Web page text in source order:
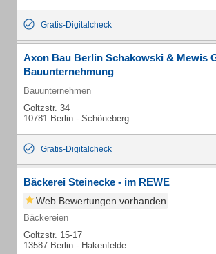
Gratis-Digitalcheck
Axon Bau Berlin Schakowski & Mewis
Bauunternehmung
Bauunternehmen
Goltzstr. 34
10781 Berlin - Schöneberg
Gratis-Digitalcheck
Bäckerei Steinecke - im REWE
Web Bewertungen vorhanden
Bäckereien
Goltzstr. 15-17
13587 Berlin - Hakenfelde